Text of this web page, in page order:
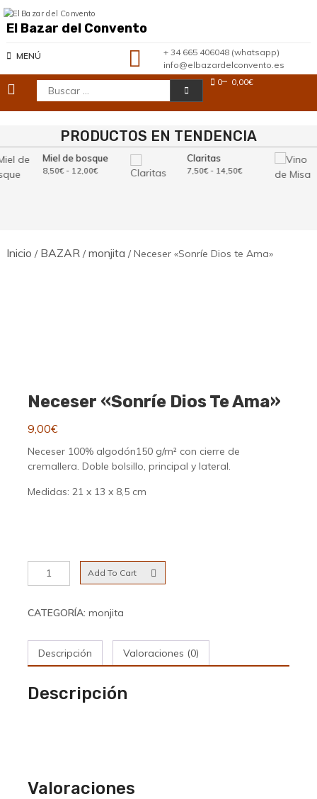
Saltar
al
contenido
El Bazar del Convento
MENÚ
+ 34 665 406048 (whatsapp)
info@elbazardelconvento.es
Buscar: 0 0,00€
PRODUCTOS EN TENDENCIA
Miel de bosque
8,50€ - 12,00€Rango
Claritas
7,50€ - 14,50€Rango
Inicio / BAZAR/monjita / Neceser «Sonríe Dios te Ama»
Neceser «Sonríe Dios Te Ama»
9,00€
Neceser 100% algodón150 g/m² con cierre de
cremallera. Doble bolsillo, principal y lateral.
Medidas: 21 x 13 x 8,5 cm
Neceser
"Sonríe
te
cantidad
Add To Cart
CATEGORÍA: monjita
Descripción Valoraciones (0)
Descripción
Valoraciones